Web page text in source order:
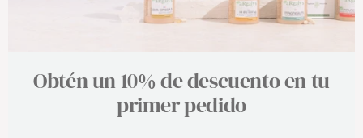
Obtén un 10% de descuento en tu
primer pedido